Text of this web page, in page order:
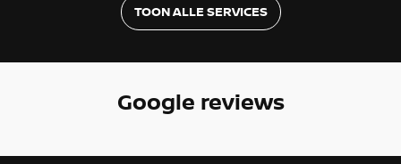
TOON ALLE SERVICES
Google reviews